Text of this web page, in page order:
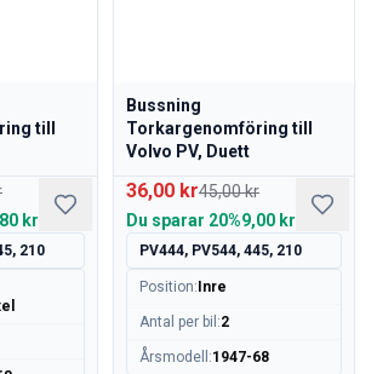
bakaxel
bakaxel
till
kr
210
Bussning
Torkargenomföring till
Volvo PV, Duett
36,00 kr45,00 kr
Du sparar 20%9,00 kr
PV444, PV544, 445, 210
Position: Inre
Antal per bil :2
Årsmodell :1947-68